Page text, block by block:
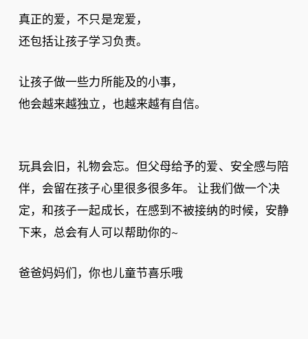
真正的爱，不只是宠爱，
还包括让孩子学习负责。
让孩子做一些力所能及的小事，
他会越来越独立，也越来越有自信。
玩具会旧，礼物会忘。但父母给予的爱、安全感与陪
伴，会留在孩子心里很多很多年。 让我们做一个决
定，和孩子一起成长，在感到不被接纳的时候，安静
下来，总会有人可以帮助你的~
爸爸妈妈们，你也儿童节喜乐哦